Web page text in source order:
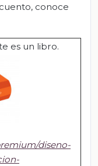
conoce
es un libro.
diseno-